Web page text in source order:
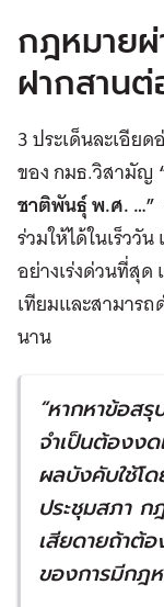
กฎหมายผ่
ฝากสาน
3 ประเด็นละเอีย
ของ กมธ.วิสามัญ
ชาติพันธุ์ พ.ศ. …”
ร่วมให้ได้ในเร็ววั
อย่างเร่งด่วนที่สุ
เทียมและสามาร
นาน
“หากหาข้อสรุ
จำเป็นต้องง
ผลบังคับใช้โด
ประชุมสภา
เสียดายถ้าต้
ของการมีกฎ